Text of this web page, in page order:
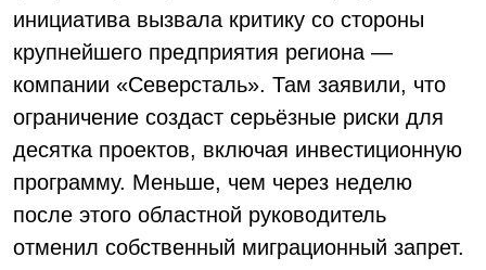
инициатива вызвала критику со стороны
крупнейшего предприятия региона —
компании «Северсталь». Там заявили, что
ограничение создаст серьёзные риски для
десятка проектов, включая инвестиционную
программу. Меньше, чем через неделю
после этого областной руководитель
отменил собственный миграционный запрет.